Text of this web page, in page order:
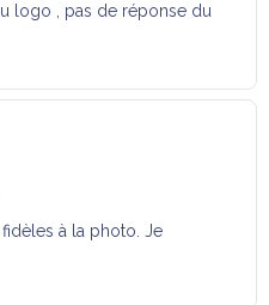
logo , pas de réponse du
à la photo. Je